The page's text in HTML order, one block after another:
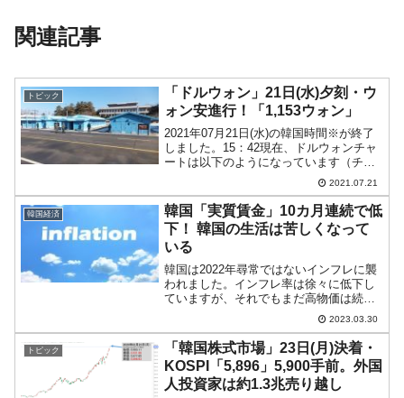
関連記事
トピック
「ドルウォン」21日(水)夕刻・ウ
ォン安進行！「1,153ウォン」
2021年07月21日(水)の韓国時間※が終了
しました。15：42現在、ドルウォンチャ
ートは以下のようになっています（チャ
ートは『Investing.com』より引用：以下
同）。陽線が長くなりました。ウォン安
方向へ大きく進行し、「1ドル＝1...
2021.07.21
韓国経済
韓国「実質賃金」10カ月連続で低
下！ 韓国の生活は苦しくなって
いる
韓国は2022年尋常ではないインフレに襲
われました。インフレ率は徐々に低下し
ていますが、それでもまだ高物価は続い
ています。景気は悪くなってきているの
で……。2023年03月30日、韓国の雇用労
働部が「02月の事業体労働力調査」のデ
ータを出し...
2023.03.30
トピック
「韓国株式市場」23日(月)決着・
KOSPI「5,896」5,900手前。外国
人投資家は約1.3兆売り越し